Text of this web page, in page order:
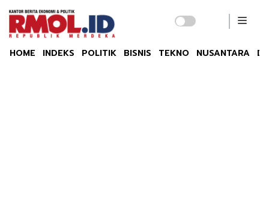
HOME INDEKS POLITIK BISNIS TEKNO NUSANTARA